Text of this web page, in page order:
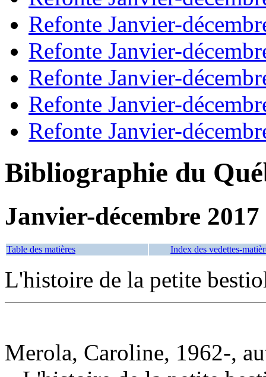
Refonte Janvier-
Refonte Janvier-
Refonte Janvier-
Refonte Janvier-
Refonte Janvier-
Bibliographie du
Janvier-décembre 2017
Table des matières Index des vedettes-
L'histoire de la petite
Merola, Caroline, 1962-,